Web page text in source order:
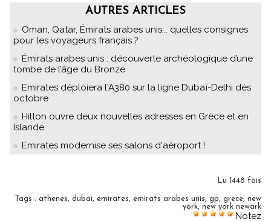
AUTRES ARTICLES
Oman, Qatar, Émirats arabes unis... quelles consignes
pour les voyageurs français ?
Émirats arabes unis : découverte archéologique d’une
tombe de l’âge du Bronze
Emirates déploiera l'A380 sur la ligne Dubaï-Delhi dès
octobre
Hilton ouvre deux nouvelles adresses en Grèce et en
Islande
Emirates modernise ses salons d'aéroport !
Lu 1448 fois
Tags : athenes, dubai, emirates, emirats arabes unis, gp, grece, new
york, new york newark
Notez